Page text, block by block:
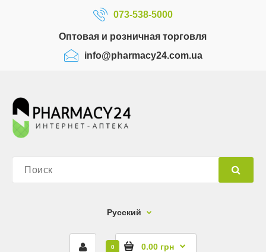
073-538-5000
Оптовая и розничная торговля
info@pharmacy24.com.ua
Русский
0 0.00 грн